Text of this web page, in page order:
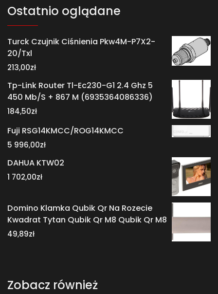
Ostatnio oglądane
Turck Czujnik Ciśnienia Pkw4M-P7X2-
20/Txl
213,00zł
Tp-Link Router Tl-Ec230-G1 2.4 Ghz 5
450 Mb/S + 867 M (6935364086336)
184,50zł
Fuji RSG14KMCC/ROG14KMCC
5 996,00zł
DAHUA KTW02
1 702,00zł
Domino Klamka Qubik Qr Na Rozecie
Kwadrat Tytan Qubik Qr M8 Qubik Qr M8
49,89zł
Zobacz również